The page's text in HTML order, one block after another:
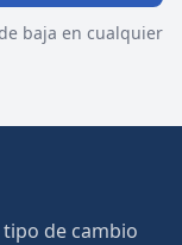
baja en cualquier
de cambio